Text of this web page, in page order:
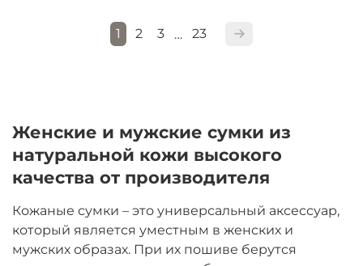
1 2 3 … 23
Женские и мужские сумки из
натуральной кожи высокого
качества от производителя
Кожаные сумки – это универсальный аксессуар,
который является уместным в женских и
мужских образах. При их пошиве берутся